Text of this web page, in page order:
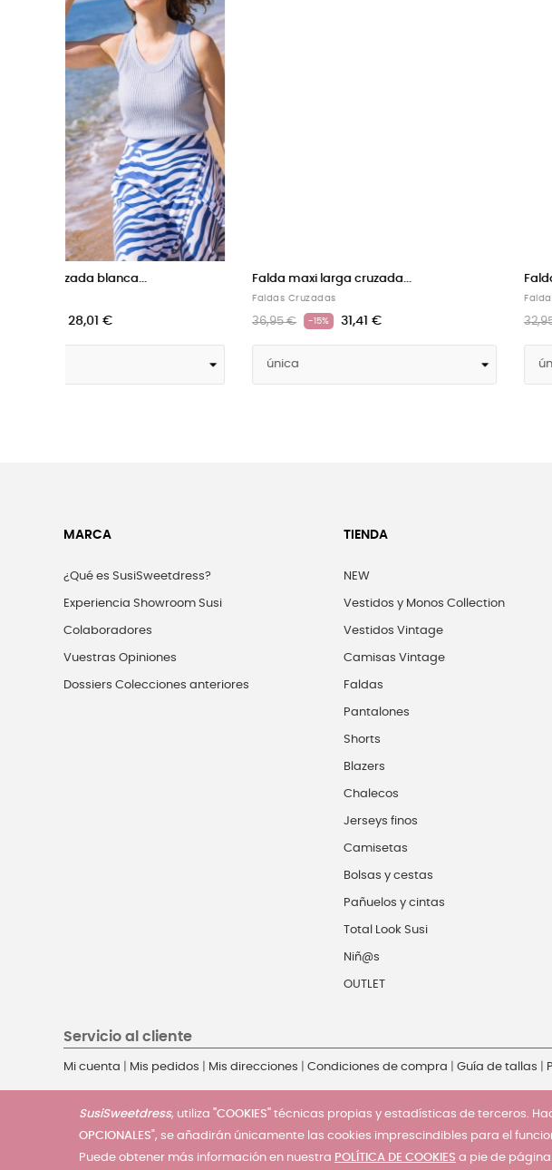
Falda maxi larga cruzada...
36,95 €
Falda midi cruzada azul con...
32,95 €
MARCA
¿Qué es SusiSweetdress?
Experiencia Showroom Susi
Colaboradores
Vuestras Opiniones
Dossiers Colecciones anteriores
TIENDA
NEW
Vestidos y Monos Collection
Vestidos Vintage
Camisas Vintage
Faldas
Pantalones
Shorts
Blazers
Chalecos
Jerseys finos
Camisetas
Bolsas y cestas
Pañuelos y cintas
Total Look Susi
Niñ@s
OUTLET
Servicio al cliente
Mi cuenta Mis pedidos Mis direcciones Condiciones de compra Guía de tallas
SusiSweetdress, utiliza "COOKIES" técnicas propias y estadísticas de terceros.
OPCIONALES", se añadirán únicamente las cookies imprescindibles para el
Puede obtener más información en nuestra POLÍTICA DE COOKIES a pie de